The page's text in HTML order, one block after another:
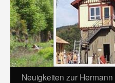
Neuigkeiten zur